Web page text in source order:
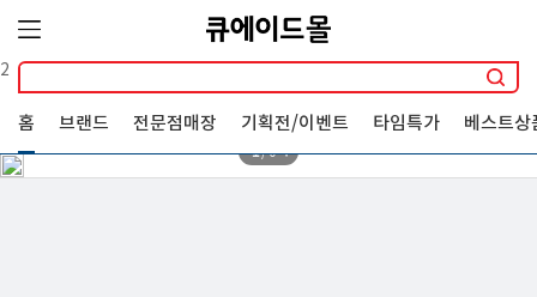
2
홈 브랜드 전문점매장 기획전/이벤트 타임특가 베스트상
1/0
로그인